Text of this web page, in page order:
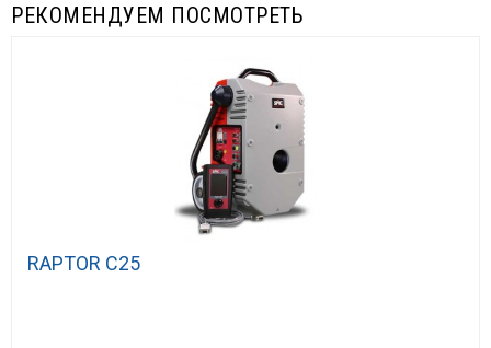
РЕКОМЕНДУЕМ ПОСМОТРЕТЬ
RAPTOR C25